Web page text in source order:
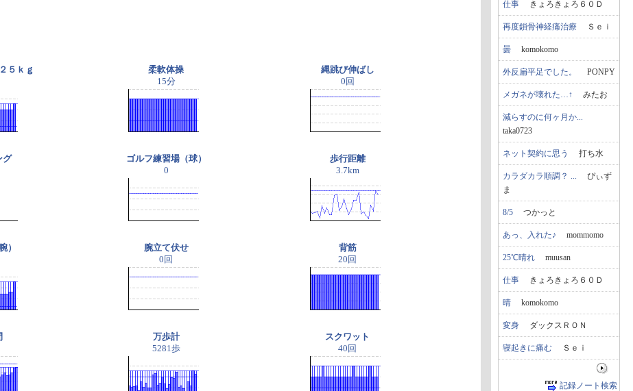
５ｋｇ
柔軟体操
15分
縄跳び伸ばし
0回
グ
ゴルフ練習場（球）
0
歩行距離
3.7km
）
腕立て伏せ
0回
背筋
20回
万歩計
5281歩
スクワット
40回
仕事 きょろきょろ６０Ｄ
再度鎖骨神経痛治療 Ｓｅｉ
曇 komokomo
外反扁平足でした。 PONPY
メガネが壊れた…↑ みたお
減らすのに何ヶ月か...
taka0723
ネット契約に思う 打ち水
カラダカラ順調？ ... ぴぃず
ま
8/5 つかっと
あっ、入れた♪ mommomo
25℃晴れ muusan
仕事 きょろきょろ６０Ｄ
晴 komokomo
変身 ダックスＲＯＮ
寝起きに痛む Ｓｅｉ
記録ノート検索